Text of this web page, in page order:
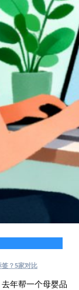
？5家对比
年帮一个母婴品